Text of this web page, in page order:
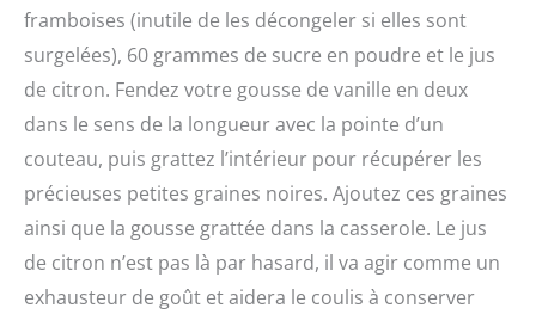
framboises (inutile de les décongeler si elles sont
surgelées), 60 grammes de sucre en poudre et le jus
de citron. Fendez votre gousse de vanille en deux
dans le sens de la longueur avec la pointe d’un
couteau, puis grattez l’intérieur pour récupérer les
précieuses petites graines noires. Ajoutez ces graines
ainsi que la gousse grattée dans la casserole. Le jus
de citron n’est pas là par hasard, il va agir comme un
exhausteur de goût et aidera le coulis à conserver